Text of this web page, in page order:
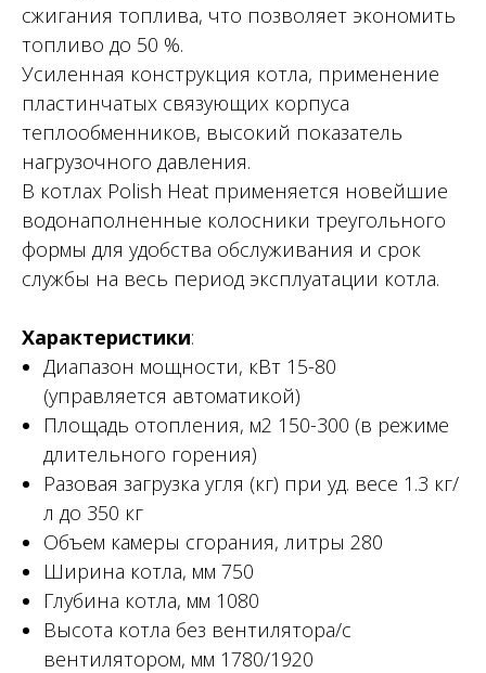
сжигания топлива, что позволяет экономить
топливо до 50 %.
Усиленная конструкция котла, применение
пластинчатых связующих корпуса
теплообменников, высокий показатель
нагрузочного давления.
В котлах Polish Heat применяется новейшие
водонаполненные колосники треугольного
формы для удобства обслуживания и срок
службы на весь период эксплуатации котла.
Характеристики:
Диапазон мощности, кВт 15-80
(управляется автоматикой)
Площадь отопления, м2 150-300 (в режиме
длительного горения)
Разовая загрузка угля (кг) при уд. весе 1.3 кг/
л до 350 кг
Объем камеры сгорания, литры 280
Ширина котла, мм 750
Глубина котла, мм 1080
Высота котла без вентилятора/с
вентилятором, мм 1780/1920